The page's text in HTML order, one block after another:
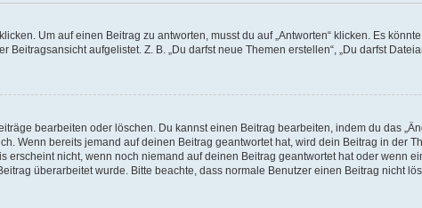
Um auf einen Beitrag zu antworten, musst du auf „Antworten“ klicken. Es
aufgelistet. Z. B. „Du darfst neue Themen erstellen“, „Du darfst
bearbeiten oder löschen. Du kannst einen Beitrag bearbeiten, indem du das
Wenn bereits jemand auf deinen Beitrag geantwortet hat, wird dein Beitrag in der
nicht, wenn noch niemand auf deinen Beitrag geantwortet hat oder wenn
überarbeitet wurde. Bitte beachte, dass normale Benutzer einen Beitrag nicht